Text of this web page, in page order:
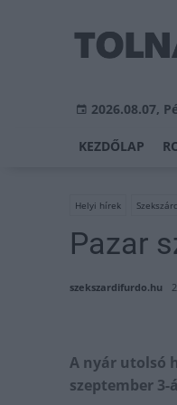
2026.08.07,
KEZDŐLAP
Helyi hírek Szekszárd
Pazar
szekszardifurdo.hu
A nyár utolsó
szeptember 3-